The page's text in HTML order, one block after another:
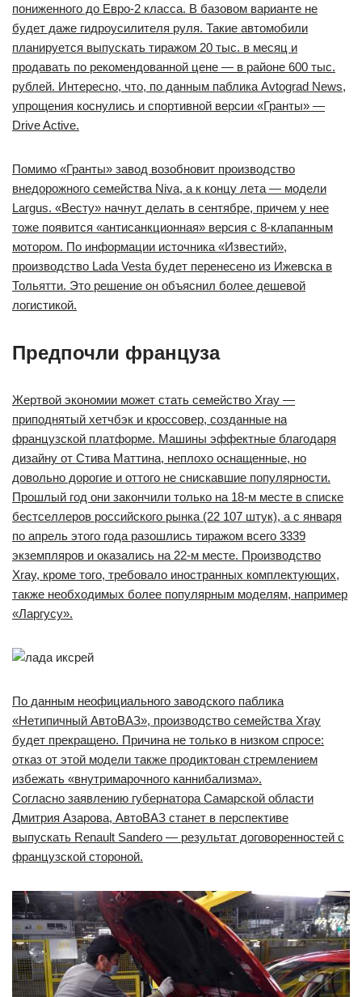
пониженного до Евро-2 класса. В базовом варианте не
будет даже гидроусилителя руля. Такие автомобили
планируется выпускать тиражом 20 тыс. в месяц и
продавать по рекомендованной цене — в районе 600 тыс.
рублей. Интересно, что, по данным паблика Avtograd News,
упрощения коснулись и спортивной версии «Гранты» —
Drive Active.
Помимо «Гранты» завод возобновит производство
внедорожного семейства Niva, а к концу лета — модели
Largus. «Весту» начнут делать в сентябре, причем у нее
тоже появится «антисанкционная» версия с 8-клапанным
мотором. По информации источника «Известий»,
производство Lada Vesta будет перенесено из Ижевска в
Тольятти. Это решение он объяснил более дешевой
логистикой.
Предпочли француза
Жертвой экономии может стать семейство Xray —
приподнятый хетчбэк и кроссовер, созданные на
французской платформе. Машины эффектные благодаря
дизайну от Стива Маттина, неплохо оснащенные, но
довольно дорогие и оттого не снискавшие популярности.
Прошлый год они закончили только на 18-м месте в списке
бестселлеров российского рынка (22 107 штук), а с января
по апрель этого года разошлись тиражом всего 3339
экземпляров и оказались на 22-м месте. Производство
Xray, кроме того, требовало иностранных комплектующих,
также необходимых более популярным моделям, например
«Ларгусу».
По данным неофициального заводского паблика
«Нетипичный АвтоВАЗ», производство семейства Xray
будет прекращено. Причина не только в низком спросе:
отказ от этой модели также продиктован стремлением
избежать «внутримарочного каннибализма».
Согласно заявлению губернатора Самарской области
Дмитрия Азарова, АвтоВАЗ станет в перспективе
выпускать Renault Sandero — результат договоренностей с
французской стороной.